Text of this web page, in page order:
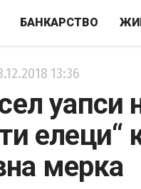
БАНКАРСТВО
13:36
уапси
елеци“
мерка